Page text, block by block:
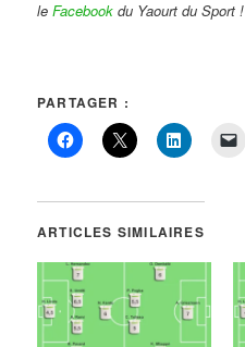
leFacebook du Yaourt du Sport !
PARTAGER :
ARTICLES SIMILAIRES